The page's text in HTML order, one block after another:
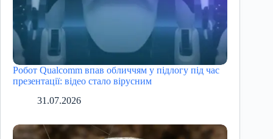
Робот Qualcomm впав обличчям у підлогу під час
презентації: відео стало вірусним
31.07.2026